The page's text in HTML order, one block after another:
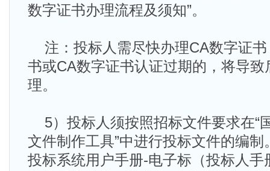
数字证书办理流程及须知”。
注：投标人需尽快办理CA数字证书
书或CA数字证书认证过期的，将导
理。
5）投标人须按照招标文件要求在“
文件制作工具”中进行投标文件的编
投标系统用户手册-电子标（投标人手